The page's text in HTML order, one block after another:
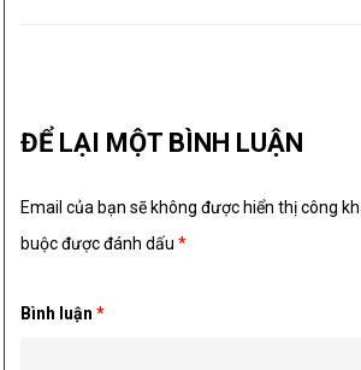
ĐỂ LẠI MỘT BÌNH LUẬN
Email của bạn sẽ không được hiển thị công
buộc được đánh dấu*
Bình luận*